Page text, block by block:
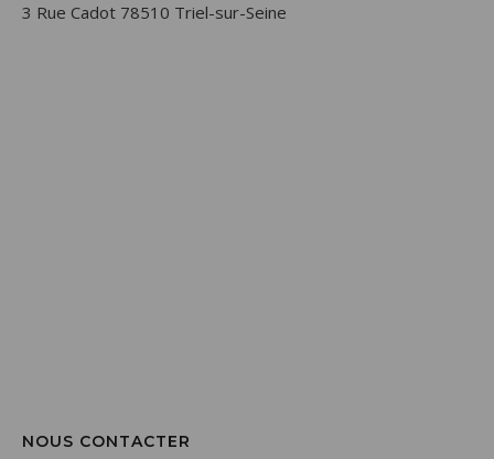
3 Rue Cadot 78510 Triel-sur-Seine
NOUS CONTACTER